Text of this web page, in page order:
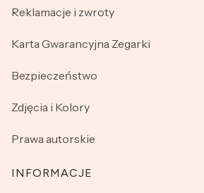
Reklamacje i zwroty
Karta Gwarancyjna Zegarki
Bezpieczeństwo
Zdjęcia i Kolory
Prawa autorskie
INFORMACJE